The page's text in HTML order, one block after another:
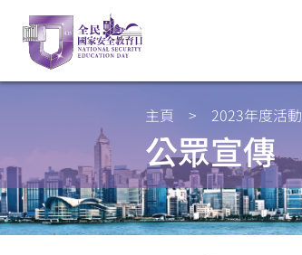
主頁 > 2023年度活動
公眾宣傳